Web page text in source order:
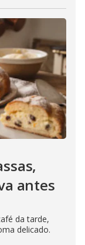
antes
da tarde,
delicado.